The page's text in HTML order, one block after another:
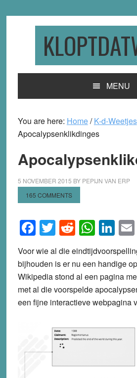
MENU
You are here: Home/ K-d-Weetjes
Apocalypsenklikdinges
5 NOVEMBER 2015 BY PEPIJN VAN ERP
165 COMMENTS
Facebook
Twitter
Reddit
Voor wie al die
bijhouden is er nu een handige
Wikipedia stond al een pagina
met al die voorspelde
een fijne interactieve webpagina